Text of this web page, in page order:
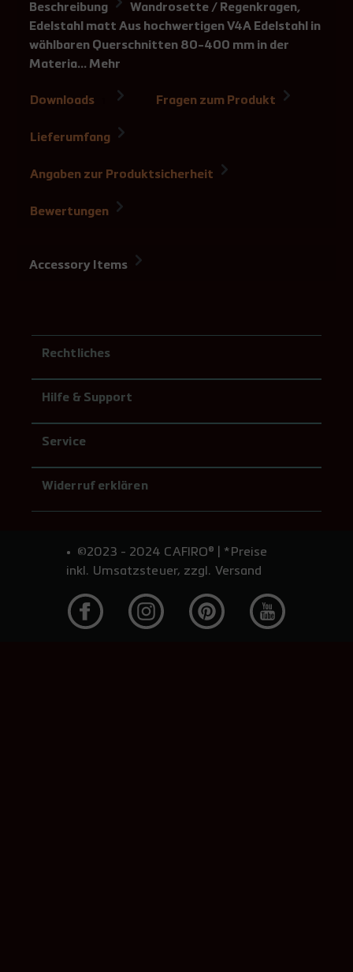
Beschreibung
Wandrosette / Regenkragen,
Edelstahl matt Aus hochwertigen V4A Edelstahl in
wählbaren Querschnitten 80-400 mm in der
Materia… Mehr
Downloads Fragen zum Produkt
Lieferumfang
Angaben zur Produktsicherheit
Bewertungen
Accessory Items
Rechtliches
Hilfe & Support
Service
Widerruf erklären
©2023 - 2024 CAFIRO® | *Preise
inkl. Umsatzsteuer, zzgl. Versand